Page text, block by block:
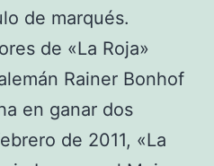
de marqués.
de «La Roja»
Rainer Bonhof
en ganar dos
de 2011, «La